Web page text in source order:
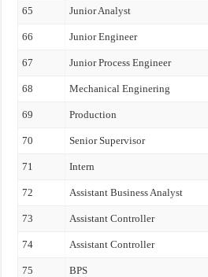
65 Junior Analyst
66 Junior Engineer
67 Junior Process Engineer
68 Mechanical Enginering
69 Production
70 Senior Supervisor
71 Intern
72 Assistant Business Analyst
73 Assistant Controller
74 Assistant Controller
75 BPS